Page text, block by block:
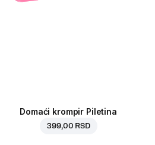
Domaći krompir Piletina
399,00 RSD